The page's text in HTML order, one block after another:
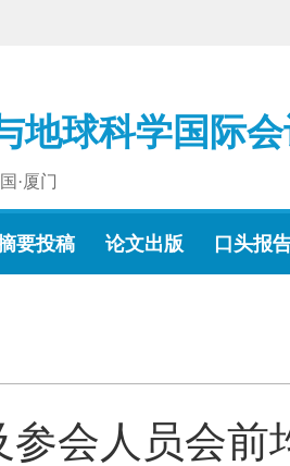
地球科学国际
·厦门
要投稿 论文出版 口头报
参会人员会前